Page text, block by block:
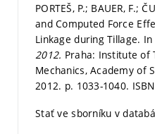
PORTEŠ, P.; BAUER, F.;
and Computed Force
Linkage during Tillage. In
2012. Praha: Institute of
Mechanics, Academy of
2012. p. 1033-1040.
Stať ve sborníku v